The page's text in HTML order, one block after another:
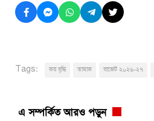
Tags: কর বৃদ্ধি তামাক বাজেট ২০২৬-২৭
এ সম্পর্কিত আরও পড়ুন